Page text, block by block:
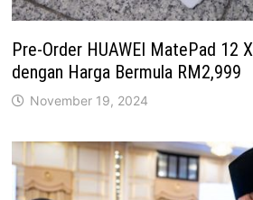
Pre-Order HUAWEI MatePad 12
dengan Harga Bermula RM2,999
November 19, 2024